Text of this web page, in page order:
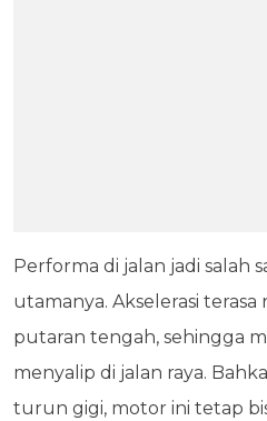
Performa di jalan jadi salah
utamanya. Akselerasi
putaran tengah, sehingga
menyalip di jalan raya.
turun gigi, motor ini tetap